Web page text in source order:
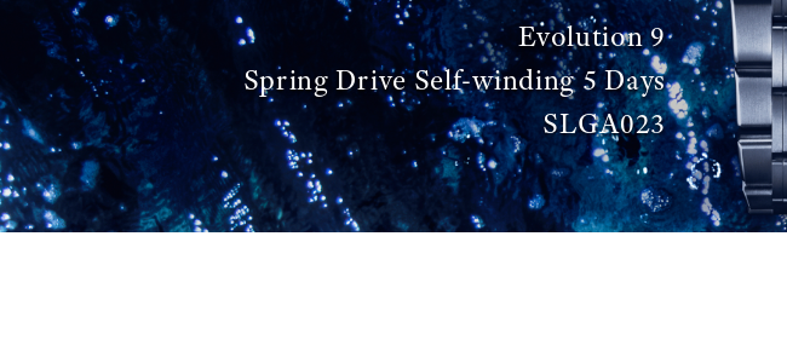
Evolution 9
Spring Drive Self-winding 5 Days
SLGA023